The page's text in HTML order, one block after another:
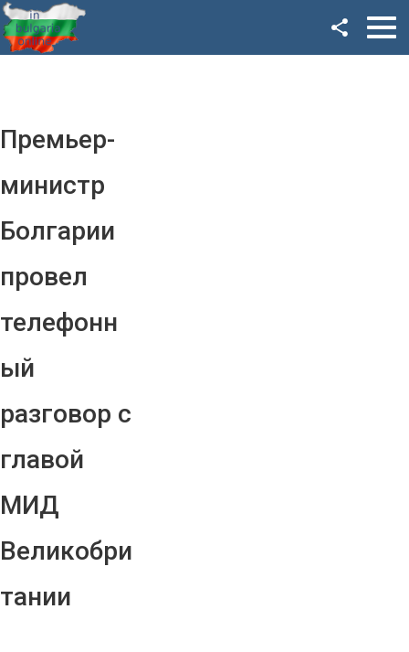
Премьер-
министр
Болгарии
провел
телефонн
ый
разговор с
главой
МИД
Великобри
тании